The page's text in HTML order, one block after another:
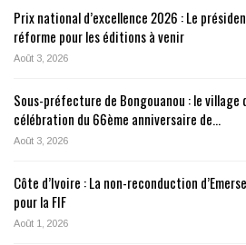
Prix national d’excellence 2026 : Le
réforme pour les éditions à venir
Août 3, 2026
Sous-préfecture de Bongouanou : le village
célébration du 66ème anniversaire de…
Août 3, 2026
Côte d’Ivoire : La non-reconduction
pour la FIF
Août 1, 2026